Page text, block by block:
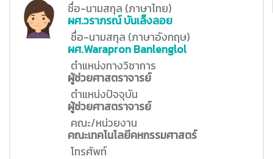
ชื่อ-นามสกุล (ภาษาไทย)
ผศ.วราภรณ์ บันเล็งลอย
ชื่อ-นามสกุล (ภาษาอังกฤษ)
ผศ.Warapron Banlenglol
ตำแหน่งทางวิชาการ
ผู้ช่วยศาสตราจารย์
ตำแหน่งปัจจุบัน
ผู้ช่วยศาสตราจารย์
คณะ/หน่วยงาน
คณะเทคโนโลยีคหกรรมศาสตร์
โทรศัพท์